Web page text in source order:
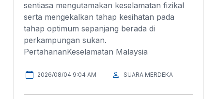
sentiasa mengutamakan keselamatan fizikal
serta mengekalkan tahap kesihatan pada
tahap optimum sepanjang berada di
perkampungan sukan.
PertahananKeselamatan Malaysia
2026/08/04 9:04 AM SUARA MERDEKA